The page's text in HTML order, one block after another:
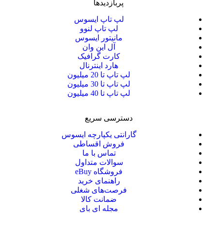
پربازدیدها
لپ تاپ ایسوس
لپ تاپ لنوو
مانیتور ایسوس
آل این وان
کارت گرافیک
هارد اینترنال
لپ تاپ تا 20 میلیون
لپ تاپ تا 30 میلیون
لپ تاپ تا 40 میلیون
دسترسی سریع
گارانتی یکپارچه ایسوس
فروش اقساطی
تماس با ما
سوالات متداول
فروشگاه eBuy
راهنمای خرید
فرصت‌های شغلی
ضمانت کالا
مجله ای بای